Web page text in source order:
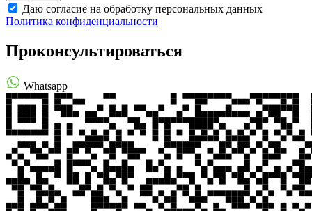
Даю согласие на обработку персональных данных
Политика конфиденциальности
Проконсультироваться
Whatsapp